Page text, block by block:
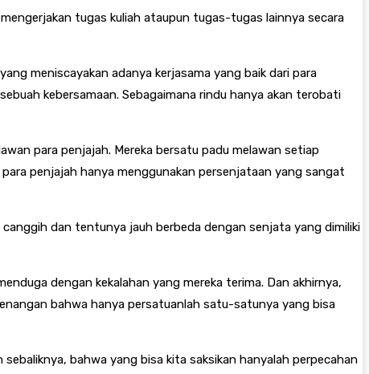
tugas kuliah ataupun tugas-tugas lainnya secara
meniscayakan adanya kerjasama yang baik dari para
kebersamaan. Sebagaimana rindu hanya akan terobati
para penjajah. Mereka bersatu padu melawan setiap
penjajah hanya menggunakan persenjataan yang sangat
dan tentunya jauh berbeda dengan senjata yang dimiliki
dengan kekalahan yang mereka terima. Dan akhirnya,
bahwa hanya persatuanlah satu-satunya yang bisa
bahwa yang bisa kita saksikan hanyalah perpecahan